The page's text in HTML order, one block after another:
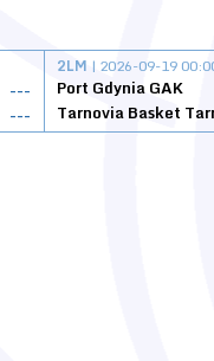
---
---
2LM | 2026-09-19
Port Gdynia GAK